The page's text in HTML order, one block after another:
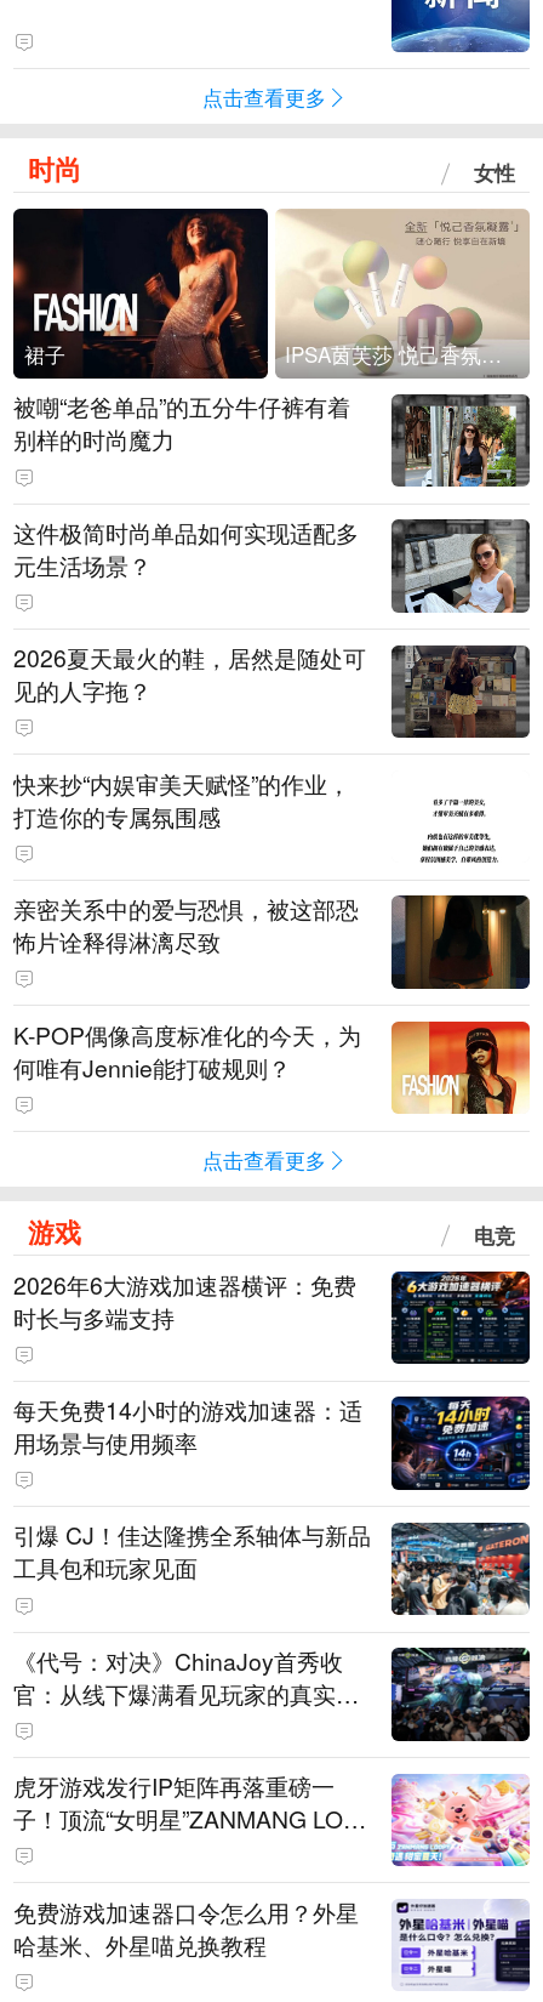
点击查看更多
时尚 女性
裙子 IPSA茵芙莎 悦己香氛凝露上市
被嘲“老爸单品”的五分牛仔裤有着
别样的时尚魔力
这件极简时尚单品如何实现适配多
元生活场景？
2026夏天最火的鞋，居然是随处可
见的人字拖？
快来抄“内娱审美天赋怪”的作业，
打造你的专属氛围感
亲密关系中的爱与恐惧，被这部恐
怖片诠释得淋漓尽致
K-POP偶像高度标准化的今天，为
何唯有Jennie能打破规则？
点击查看更多
游戏 电竞
2026年6大游戏加速器横评：免费
时长与多端支持
每天免费14小时的游戏加速器：适
用场景与使用频率
引爆 CJ！佳达隆携全系轴体与新品
工具包和玩家见面
《代号：对决》ChinaJoy首秀收
官：从线下爆满看见玩家的真实期
待
虎牙游戏发行IP矩阵再落重磅一
子！顶流“女明星”ZANMANG LOO
PY 正版3D消除手游《消消奇遇》
惊喜曝光
免费游戏加速器口令怎么用？外星
哈基米、外星喵兑换教程